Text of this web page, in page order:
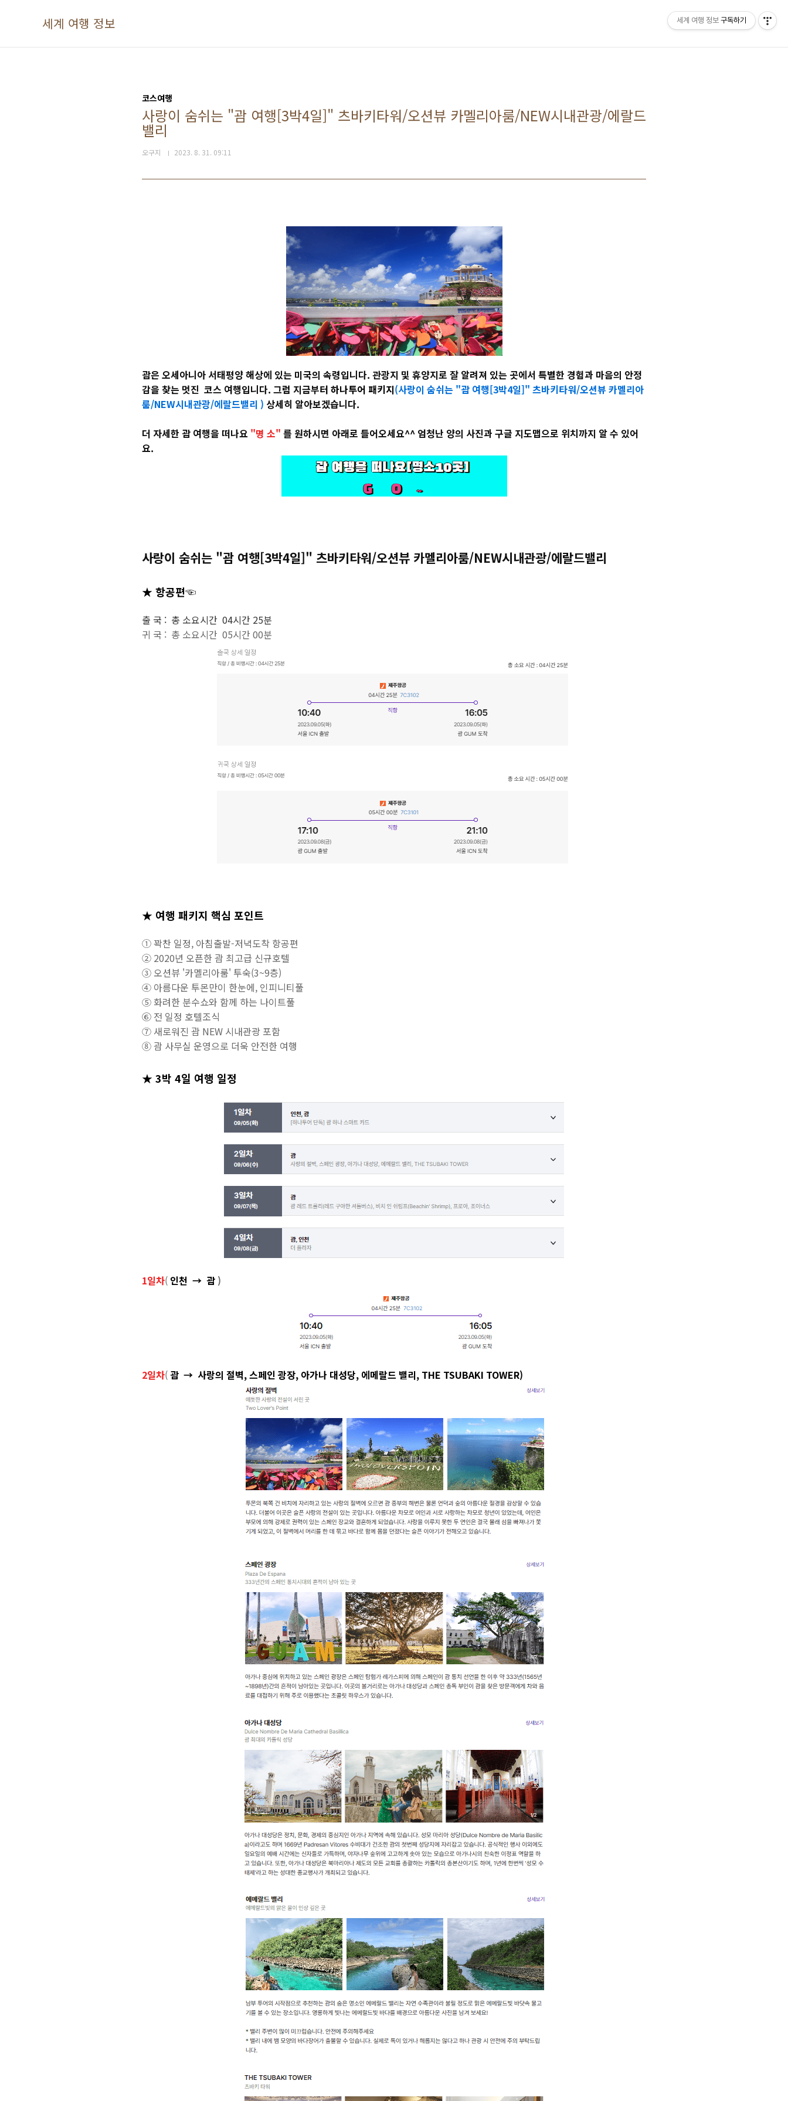
세계 여행 정보 홈 태그
코스여행
사랑이 숨쉬는 "괌 여행[3박4일]" 츠바키타워/오션뷰 카멜리아룸/NEW시내관광/에랄드
밸리
오구지 2023. 8. 31. 09:11
괌은 오세아니아 서태평양 해상에 있는 미국의 속령입니다. 관광지 및 휴양지로 잘 알려져 있는 곳에서 특별한 경험과 마음의 안정
감을 찾는 멋진 코스 여행입니다. 그럼 지금부터 하나투어 패키지(사랑이 숨쉬는 "괌 여행[3박4일]" 츠바키타워/오션뷰 카멜리아
룸/NEW시내관광/에랄드밸리 ) 상세히 알아보겠습니다.
더 자세한 괌 여행을 떠나요 "명 소" 를 원하시면 아래로 들어오세요^^ 엄청난 양의 사진과 구글 지도맵으로 위치까지 알 수 있어
요.
사랑이 숨쉬는 "괌 여행[3박4일]" 츠바키타워/오션뷰 카멜리아룸/NEW시내관광/에랄드밸리
★ 항공편☜
출 국 : 총 소요시간 04시간 25분
귀 국 : 총 소요시간 05시간 00분
★ 여행 패키지 핵심 포인트
① 꽉찬 일정, 아침출발-저녁도착 항공편
② 2020년 오픈한 괌 최고급 신규호텔
③ 오션뷰 '카멜리아룸' 투숙(3~9층)
④ 아름다운 투몬만이 한눈에, 인피니티풀
⑤ 화려한 분수쇼와 함께 하는 나이트풀
⑥ 전 일정 호텔조식
⑦ 새로워진 괌 NEW 시내관광 포함
⑧ 괌 사무실 운영으로 더욱 안전한 여행
★ 3박 4일 여행 일정
1일차( 인천 → 괌 )
2일차(괌 → 사랑의 절벽, 스페인 광장, 아가나 대성당, 에메랄드 밸리, THE TSUBAKI TOWER)
세계 여행 정보 구독하기